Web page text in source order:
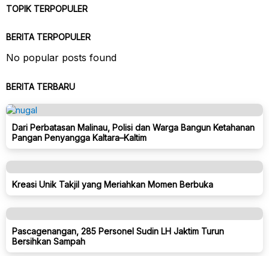
TOPIK TERPOPULER
BERITA TERPOPULER
No popular posts found
BERITA TERBARU
Dari Perbatasan Malinau, Polisi dan Warga Bangun Ketahanan
Pangan Penyangga Kaltara–Kaltim
Kreasi Unik Takjil yang Meriahkan Momen Berbuka
Pascagenangan, 285 Personel Sudin LH Jaktim Turun
Bersihkan Sampah